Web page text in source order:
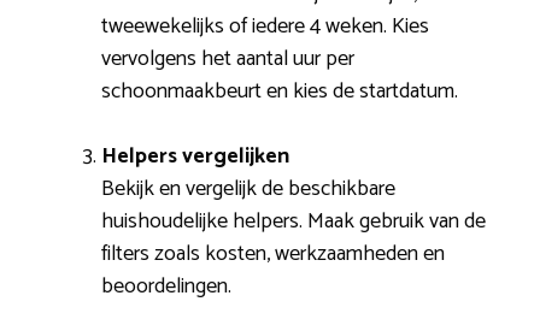
tweewekelijks of iedere 4 weken. Kies
vervolgens het aantal uur per
schoonmaakbeurt en kies de startdatum.
Helpers vergelijken
Bekijk en vergelijk de beschikbare
huishoudelijke helpers. Maak gebruik van de
filters zoals kosten, werkzaamheden en
beoordelingen.